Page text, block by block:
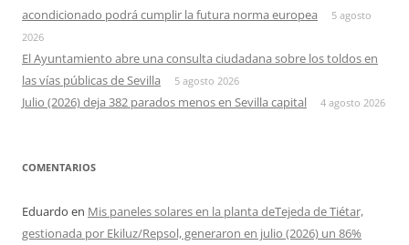
acondicionado podrá cumplir la futura norma europea
5 agosto
2026
El Ayuntamiento abre una consulta ciudadana sobre los toldos en
las vías públicas de Sevilla
5 agosto 2026
Julio (2026) deja 382 parados menos en Sevilla capital 4 agosto 2026
COMENTARIOS
Eduardo en Mis paneles solares en la planta deTejeda de Tiétar,
gestionada por Ekiluz/Repsol, generaron en julio (2026) un 86%